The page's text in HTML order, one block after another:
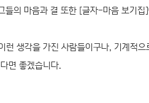
들의 마음과 결 또한 [글자-마음 보기집]
런 생각을 가진 사람들이구나, 기계적
면 좋겠습니다.